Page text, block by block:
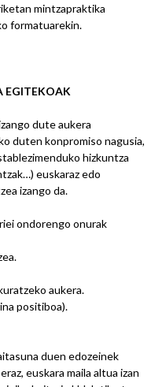
mintzapraktika
formatuarekin.
EGITEKOAK
dute aukera
duten konpromiso nagusia,
hizkuntza
euskaraz edo
izango da.
ondorengo onurak
aukera.
positiboa).
duen edozeinek
euskara maila altua izan